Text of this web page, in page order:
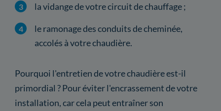
la vidange de votre circuit de chauffage ;
le ramonage des conduits de cheminée,
accolés à votre chaudière.
Pourquoi l'entretien de votre chaudière est-il
primordial ? Pour éviter l'encrassement de votre
installation, car cela peut entraîner son